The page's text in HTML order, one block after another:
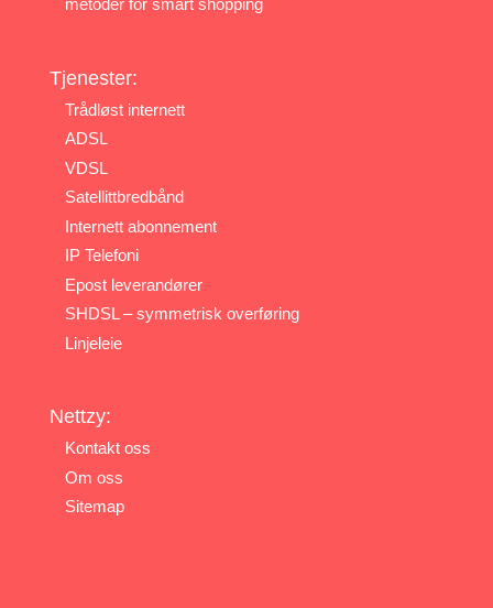
metoder for smart shopping
Tjenester:
Trådløst internett
ADSL
VDSL
Satellittbredbånd
Internett abonnement
IP Telefoni
Epost leverandører
SHDSL – symmetrisk overføring
Linjeleie
Nettzy:
Kontakt oss
Om oss
Sitemap